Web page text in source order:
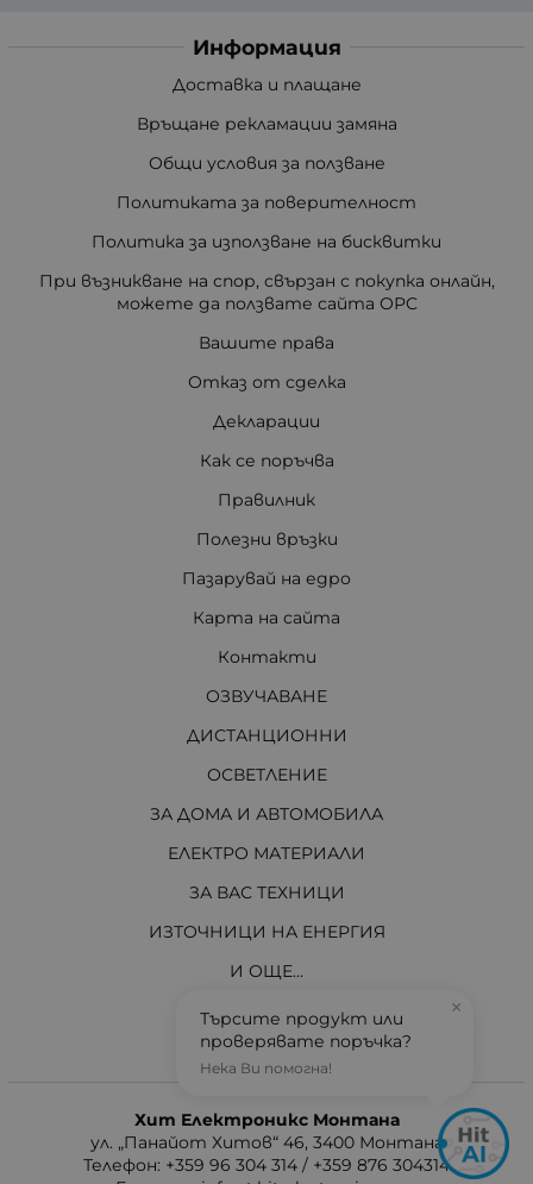
Информация
Доставка и плащане
Връщане рекламации замяна
Общи условия за ползване
Политиката за поверителност
Политика за използване на бисквитки
При възникване на спор, свързан с покупка онлайн,
можете да ползвате сайта ОРС
Вашите права
Отказ от сделка
Декларации
Как се поръчва
Правилник
Полезни връзки
Пазарувай на едро
Карта на сайта
Контакти
ОЗВУЧАВАНЕ
ДИСТАНЦИОННИ
ОСВЕТЛЕНИЕ
ЗА ДОМА И АВТОМОБИЛА
ЕЛЕКТРО МАТЕРИАЛИ
ЗА ВАС ТЕХНИЦИ
ИЗТОЧНИЦИ НА ЕНЕРГИЯ
И ОЩЕ...
АКТУАЛНО
Хит Електроникс Монтана
ул. „Панайот Хитов“ 46, 3400 Монтана
Телефон: +359 96 304 314 / +359 876 304314
×
Търсите продукт или
проверявате поръчка?
Нека Ви помогна!